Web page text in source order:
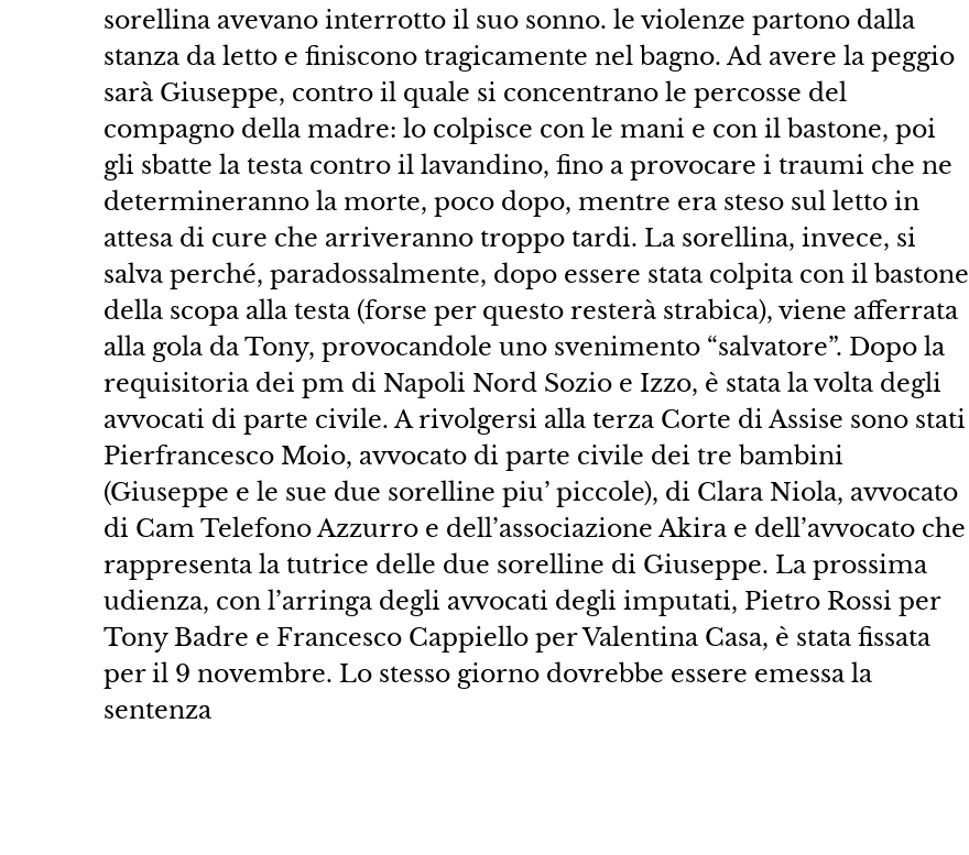
sorellina avevano interrotto il suo sonno. le violenze partono dalla
stanza da letto e finiscono tragicamente nel bagno. Ad avere la peggio
sarà Giuseppe, contro il quale si concentrano le percosse del
compagno della madre: lo colpisce con le mani e con il bastone, poi
gli sbatte la testa contro il lavandino, fino a provocare i traumi che ne
determineranno la morte, poco dopo, mentre era steso sul letto in
attesa di cure che arriveranno troppo tardi. La sorellina, invece, si
salva perché, paradossalmente, dopo essere stata colpita con il bastone
della scopa alla testa (forse per questo resterà strabica), viene afferrata
alla gola da Tony, provocandole uno svenimento “salvatore”. Dopo la
requisitoria dei pm di Napoli Nord Sozio e Izzo, è stata la volta degli
avvocati di parte civile. A rivolgersi alla terza Corte di Assise sono stati
Pierfrancesco Moio, avvocato di parte civile dei tre bambini
(Giuseppe e le sue due sorelline piu’ piccole), di Clara Niola, avvocato
di Cam Telefono Azzurro e dell’associazione Akira e dell’avvocato che
rappresenta la tutrice delle due sorelline di Giuseppe. La prossima
udienza, con l’arringa degli avvocati degli imputati, Pietro Rossi per
Tony Badre e Francesco Cappiello per Valentina Casa, è stata fissata
per il 9 novembre. Lo stesso giorno dovrebbe essere emessa la
sentenza